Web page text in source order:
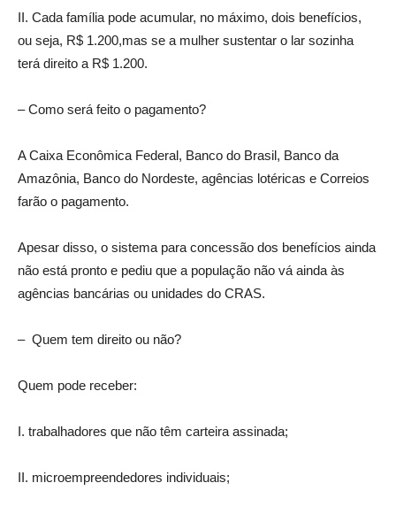
II. Cada família pode acumular, no máximo, dois benefícios,
ou seja, R$ 1.200,mas se a mulher sustentar o lar sozinha
terá direito a R$ 1.200.
– Como será feito o pagamento?
A Caixa Econômica Federal, Banco do Brasil, Banco da
Amazônia, Banco do Nordeste, agências lotéricas e Correios
farão o pagamento.
Apesar disso, o sistema para concessão dos benefícios ainda
não está pronto e pediu que a população não vá ainda às
agências bancárias ou unidades do CRAS.
– Quem tem direito ou não?
Quem pode receber:
I. trabalhadores que não têm carteira assinada;
II. microempreendedores individuais;